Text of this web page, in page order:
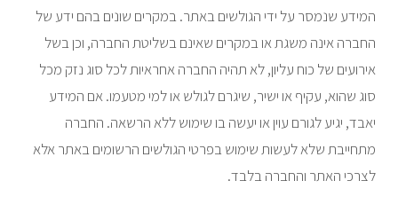
המידע שנמסר על ידי הגולשים באתר. במקרים שונים בהם ידע של
החברה אינה משגת או במקרים שאינם בשליטת החברה, וכן בשל
אירועים של כוח עליון, לא תהיה החברה אחראיות לכל סוג נזק מכל
סוג שהוא, עקיף או ישיר, שיגרם לגולש או למי מטעמו. אם המידע
יאבד, יגיע לגורם עוין או יעשה בו שימוש ללא הרשאה. החברה
מתחייבת שלא לעשות שימוש בפרטי הגולשים הרשומים באתר אלא
לצרכי האתר והחברה בלבד.